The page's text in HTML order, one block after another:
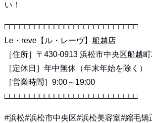
い！
□□□□□□□□□□□□□□□□□□□□□□□□□□□
Le・reve【ル・レーヴ】船越店
［住所］〒430-0913 浜松市中央区船越
［定休日］年中無休（年末年始を除く）
［営業時間］9:00～19:00
□□□□□□□□□□□□□□□□□□□□□□□□□□□
#浜松#浜松市中央区#浜松美容室#縮毛矯